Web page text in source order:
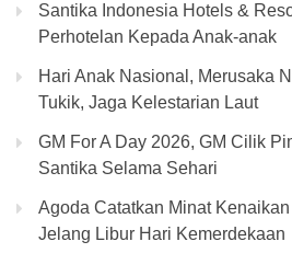
Santika Indonesia Hotels &
Perhotelan Kepada Anak-anak
Hari Anak Nasional, Merusaka
Tukik, Jaga Kelestarian Laut
GM For A Day 2026, GM Cilik
Santika Selama Sehari
Agoda Catatkan Minat
Jelang Libur Hari Kemerdekaan